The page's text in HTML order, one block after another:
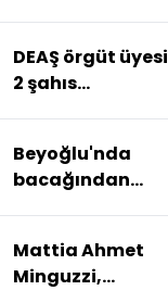
evlerinde kıyıldı
DEAŞ örgüt üyesi
2 şahıs
Beyoğlu'nda
bacağından
Mattia Ahmet
Minguzzi,